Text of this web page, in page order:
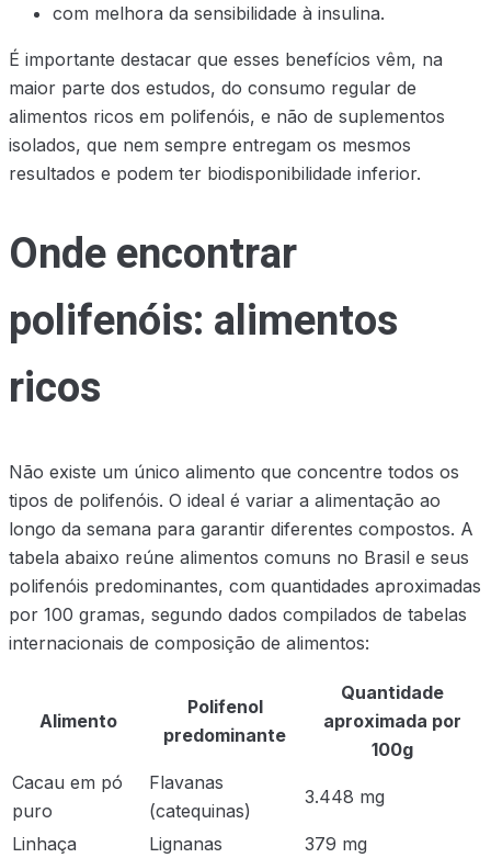
com melhora da sensibilidade à insulina.
É importante destacar que esses benefícios vêm, na
maior parte dos estudos, do consumo regular de
alimentos ricos em polifenóis, e não de suplementos
isolados, que nem sempre entregam os mesmos
resultados e podem ter biodisponibilidade inferior.
Onde encontrar
polifenóis: alimentos
ricos
Não existe um único alimento que concentre todos os
tipos de polifenóis. O ideal é variar a alimentação ao
longo da semana para garantir diferentes compostos. A
tabela abaixo reúne alimentos comuns no Brasil e seus
polifenóis predominantes, com quantidades aproximadas
por 100 gramas, segundo dados compilados de tabelas
internacionais de composição de alimentos:
Alimento
Polifenol
predominante
Quantidade
aproximada por
100g
Cacau em pó
puro
Flavanas
(catequinas)
3.448 mg
Linhaça Lignanas
379 mg